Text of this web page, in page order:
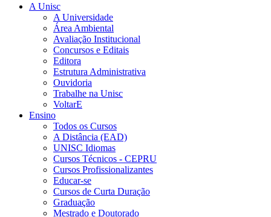
A Unisc
A Universidade
Área Ambiental
Avaliação Institucional
Concursos e Editais
Editora
Estrutura Administrativa
Ouvidoria
Trabalhe na Unisc
VoltarE
Ensino
Todos os Cursos
A Distância (EAD)
UNISC Idiomas
Cursos Técnicos - CEPRU
Cursos Profissionalizantes
Educar-se
Cursos de Curta Duração
Graduação
Mestrado e Doutorado